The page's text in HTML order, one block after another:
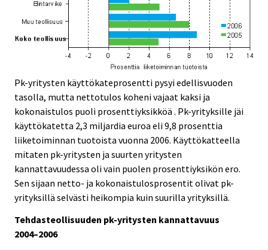
Pk-yritysten käyttökateprosentti pysyi edellisvuoden
tasolla, mutta nettotulos koheni vajaat kaksi ja
kokonaistulos puoli prosenttiyksikköä . Pk-yrityksille jäi
käyttökatetta 2,3 miljardia euroa eli 9,8 prosenttia
liiketoiminnan tuotoista vuonna 2006. Käyttökatteella
mitaten pk-yritysten ja suurten yritysten
kannattavuudessa oli vain puolen prosenttiyksikön ero.
Sen sijaan netto- ja kokonaistulosprosentit olivat pk-
yrityksillä selvästi heikompia kuin suurilla yrityksillä.
Tehdasteollisuuden pk-yritysten kannattavuus
2004–2006